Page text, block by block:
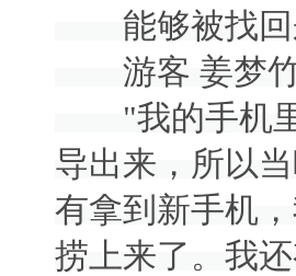
能够被找回
游客 姜梦
"我的手机里
导出来，所以
有拿到新手机
捞上来了。我